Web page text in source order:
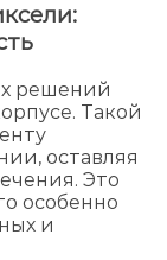
решений
Такой
оставляя
Это
особенно
и